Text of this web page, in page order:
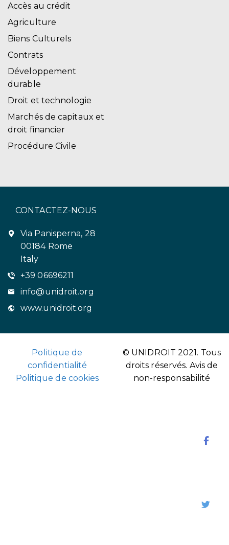
Accès au crédit
Agriculture
Biens Culturels
Contrats
Développement
durable
Droit et technologie
Marchés de capitaux et
droit financier
Procédure Civile
CONTACTEZ-NOUS
Via Panisperna, 28
00184 Rome
Italy
+39 06696211
info@unidroit.org
www.unidroit.org
Politique de
confidentialité
Politique de cookies
© UNIDROIT 2021. Tous
droits réservés. Avis de
non-responsabilité